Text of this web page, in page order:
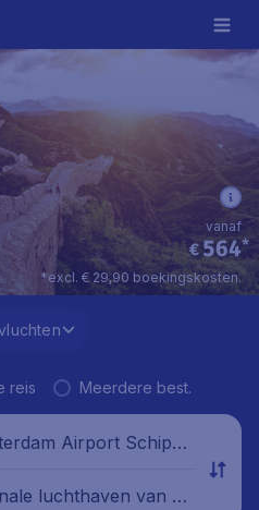
€564*
vanaf
*excl. € 29,90 boekingskosten.
reis Meerdere best.
Airport Schipho
luchthaven van Pe